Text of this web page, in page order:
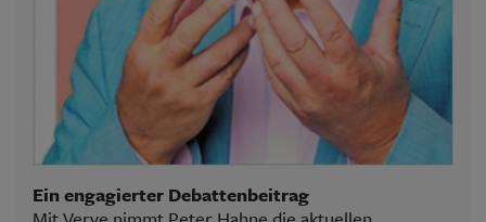
Ein engagierter Debattenbeitrag